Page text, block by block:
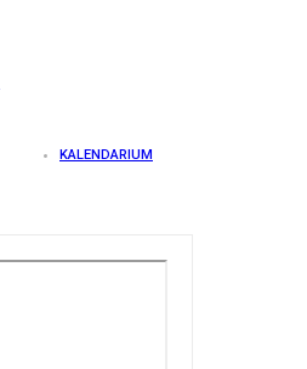
KALENDARIUM